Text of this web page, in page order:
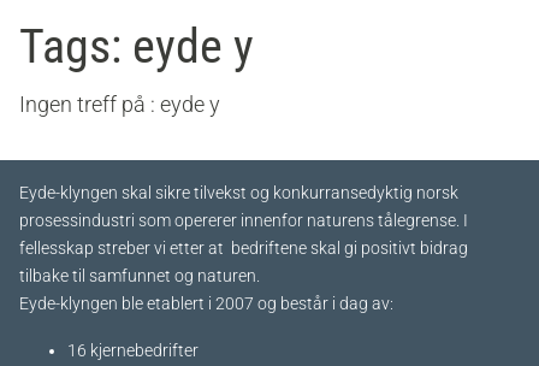
Tags: eyde y
Ingen treff på : eyde y
Eyde-klyngen skal sikre tilvekst og konkurransedyktig norsk
prosessindustri som opererer innenfor naturens tålegrense. I
fellesskap streber vi etter at bedriftene skal gi positivt bidrag
tilbake til samfunnet og naturen.
Eyde-klyngen ble etablert i 2007 og består i dag av:
16 kjernebedrifter​